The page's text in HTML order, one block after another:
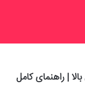
| راهنمای کامل